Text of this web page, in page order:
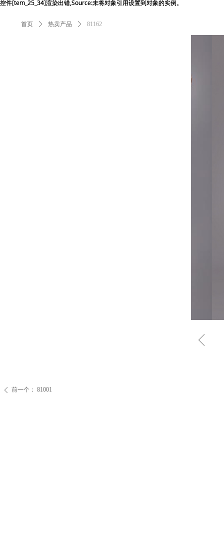
首页 ꄲ 热卖产品 ꄲ 81162
ꁆ
ꄴ 前一个： 81001
控件[tem_25_34]渲染出错,Source:未将对象引用设置到对象的实例。
控件[tem_25_34]渲染出错,Source:未将对象引用设置到对象的实例。